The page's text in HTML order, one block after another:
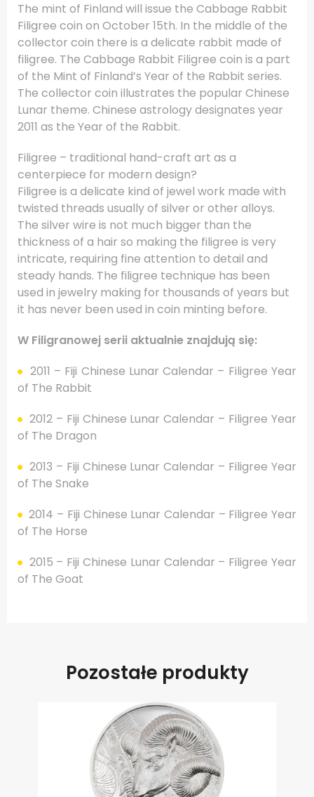
The mint of Finland will issue the Cabbage Rabbit
Filigree coin on October 15th. In the middle of the
collector coin there is a delicate rabbit made of
filigree. The Cabbage Rabbit Filigree coin is a part
of the Mint of Finland’s Year of the Rabbit series.
The collector coin illustrates the popular Chinese
Lunar theme. Chinese astrology designates year
2011 as the Year of the Rabbit.
Filigree – traditional hand-craft art as a
centerpiece for modern design?
Filigree is a delicate kind of jewel work made with
twisted threads usually of silver or other alloys.
The silver wire is not much bigger than the
thickness of a hair so making the filigree is very
intricate, requiring fine attention to detail and
steady hands. The filigree technique has been
used in jewelry making for thousands of years but
it has never been used in coin minting before.
W Filigranowej serii aktualnie znajdują się:
2011 – Fiji Chinese Lunar Calendar – Filigree Year
of The Rabbit
2012 – Fiji Chinese Lunar Calendar – Filigree Year
of The Dragon
2013 – Fiji Chinese Lunar Calendar – Filigree Year
of The Snake
2014 – Fiji Chinese Lunar Calendar – Filigree Year
of The Horse
2015 – Fiji Chinese Lunar Calendar – Filigree Year
of The Goat
Pozostałe produkty